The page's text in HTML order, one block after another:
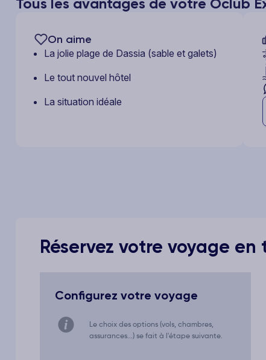
On aime
La jolie plage de Dassia (sable et galets)
Le tout nouvel hôtel
La situation idéale
Réservez votre voyage
Configurez votre voyage
Le choix des options (vols, chambres,
assurances...) se fait à l'étape suivante.